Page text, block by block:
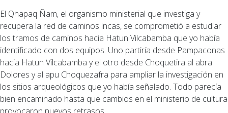
El Qhapaq Ñam, el organismo ministerial que investiga y
recupera la red de caminos incas, se comprometió a estudiar
los tramos de caminos hacia Hatun Vilcabamba que yo había
identificado con dos equipos. Uno partiría desde Pampaconas
hacia Hatun Vilcabamba y el otro desde Choquetira al abra
Dolores y al apu Choquezafra para ampliar la investigación en
los sitios arqueológicos que yo había señalado. Todo parecía
bien encaminado hasta que cambios en el ministerio de cultura